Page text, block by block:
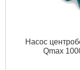
Диаметр
Материал корпуса:
Максимальная
Насос
Qmax